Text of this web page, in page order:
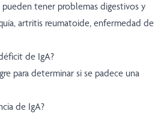
pueden tener problemas digestivos y
artritis reumatoide, enfermedad de
de IgA?
para determinar si se padece una
de IgA?